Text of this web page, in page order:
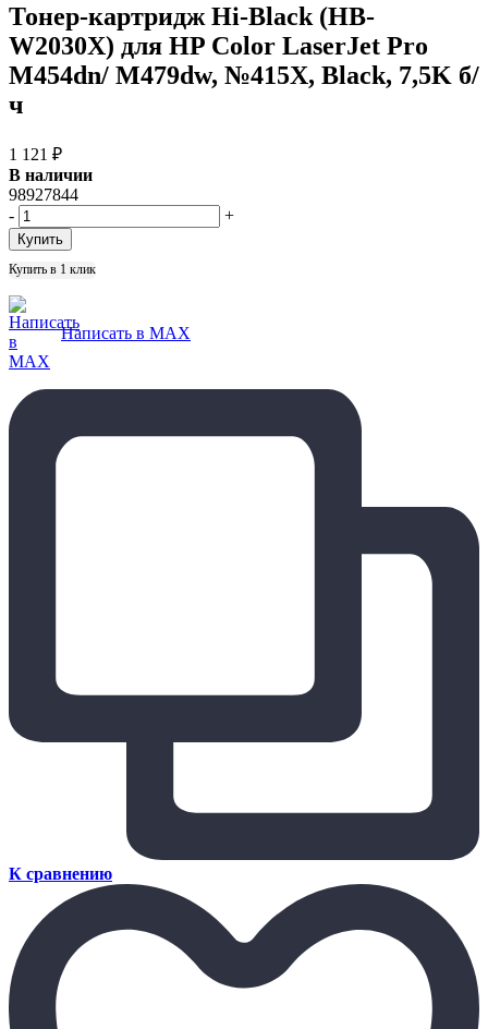
Тонер-картридж Hi-Black (HB-
W2030X) для HP Color LaserJet Pro
M454dn/ M479dw, №415X, Black, 7,5K б/
ч
1 121 ₽
В наличии
98927844
-
+
Купить в 1 клик
Написать в MAX
К сравнению